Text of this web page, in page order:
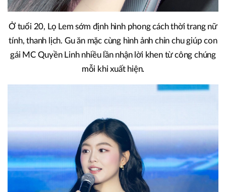
Ở tuổi 20, Lọ Lem sớm định hình phong cách thời trang nữ
tính, thanh lịch. Gu ăn mặc cùng hình ảnh chỉn chu giúp con
gái MC Quyền Linh nhiều lần nhận lời khen từ công chúng
mỗi khi xuất hiện.